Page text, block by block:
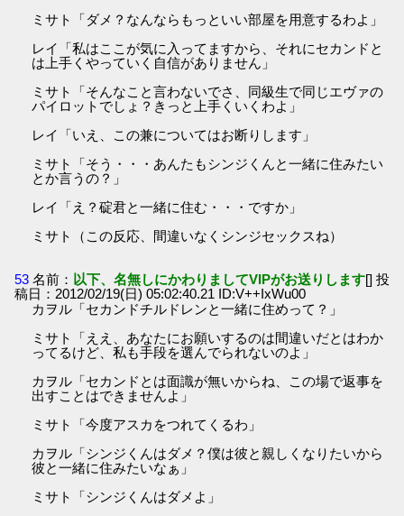
ミサト「ダメ？なんならもっといい部屋を用意するわよ」
レイ「私はここが気に入ってますから、それにセカンドと
は上手くやっていく自信がありません」
ミサト「そんなこと言わないでさ、同級生で同じエヴァの
パイロットでしょ？きっと上手くいくわよ」
レイ「いえ、この兼についてはお断りします」
ミサト「そう・・・あんたもシンジくんと一緒に住みたい
とか言うの？」
レイ「え？碇君と一緒に住む・・・ですか」
ミサト（この反応、間違いなくシンジセックスね）
53 名前： 以下、名無しにかわりましてVIPがお送りします[] 投
稿日：2012/02/19(日) 05:02:40.21 ID:V++IxWu00
カヲル「セカンドチルドレンと一緒に住めって？」
ミサト「ええ、あなたにお願いするのは間違いだとはわか
ってるけど、私も手段を選んでられないのよ」
カヲル「セカンドとは面識が無いからね、この場で返事を
出すことはできませんよ」
ミサト「今度アスカをつれてくるわ」
カヲル「シンジくんはダメ？僕は彼と親しくなりたいから
彼と一緒に住みたいなぁ」
ミサト「シンジくんはダメよ」